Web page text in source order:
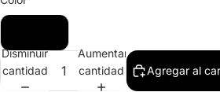
Disminuir
cantidad
Aumentar
cantidad
Agregar al